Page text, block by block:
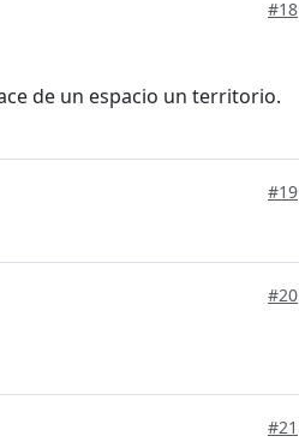
#18
de un espacio un territorio.
#19
#20
#21